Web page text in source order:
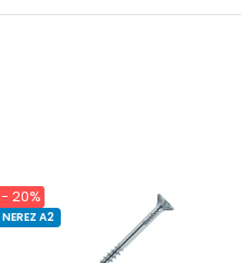
NEREZ A2
- 20%